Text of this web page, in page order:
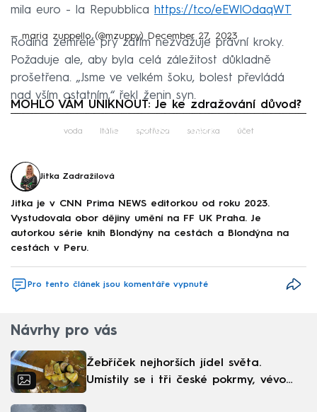
mila euro - la Repubblica https://t.co/eEWlOdaqWT
— maria zuppello (@mzuppy) December 27, 2023
Rodina zemřelé prý zatím nezvažuje právní kroky.
Požaduje ale, aby byla celá záležitost důkladně
prošetřena. „Jsme ve velkém šoku, bolest převládá
nad vším ostatním,“ řekl ženin syn.
MOHLO VÁM UNIKNOUT: Je ke zdražování důvod?
Failed to fetch
voda Itálie spotřeba seniorka účet
Jitka Zadražilová
Jitka je v CNN Prima NEWS editorkou od roku 2023.
Vystudovala obor dějiny umění na FF UK Praha. Je
autorkou série knih Blondýny na cestách a Blondýna na
cestách v Peru.
Pro tento článek jsou komentáře vypnuté
Návrhy pro vás
Žebříček nejhorších jídel světa.
Umístily se i tři české pokrmy, vévodí